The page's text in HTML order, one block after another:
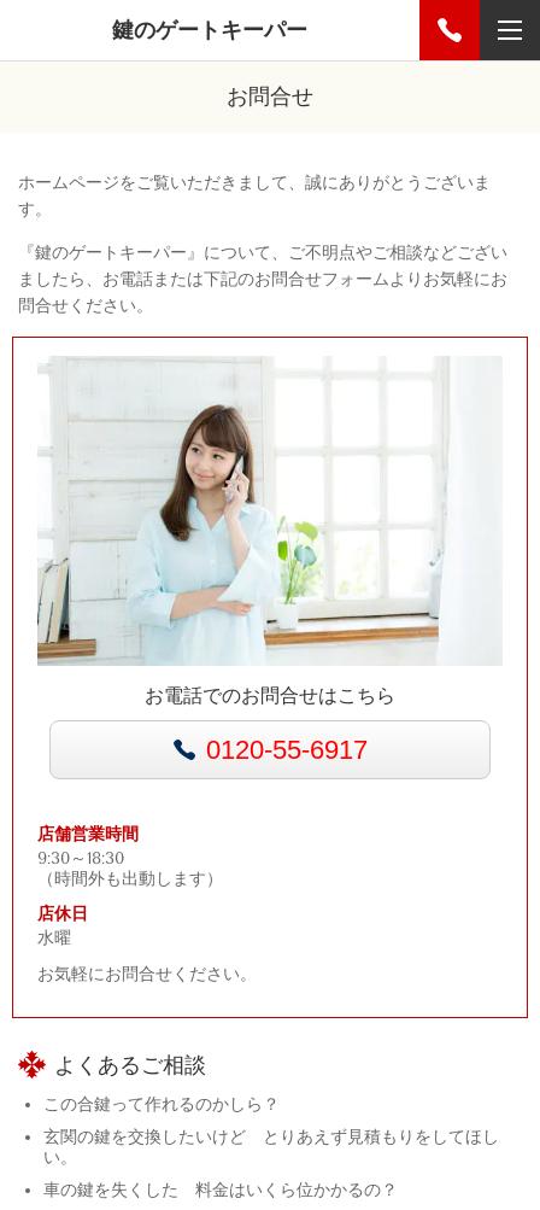
鍵のゲートキーパー
お問合せ
ホームページをご覧いただきまして、誠にありがとうございま
す。
『鍵のゲートキーパー』について、ご不明点やご相談などござい
ましたら、お電話または下記のお問合せフォームよりお気軽にお
問合せください。
お電話でのお問合せはこちら
0120-55-6917
店舗営業時間
9:30～18:30
（時間外も出動します）
店休日
水曜
お気軽にお問合せください。
よくあるご相談
この合鍵って作れるのかしら？
玄関の鍵を交換したいけど とりあえず見積もりをしてほし
い。
車の鍵を失くした 料金はいくら位かかるの？